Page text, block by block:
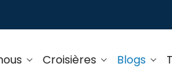
Croisières Blogs